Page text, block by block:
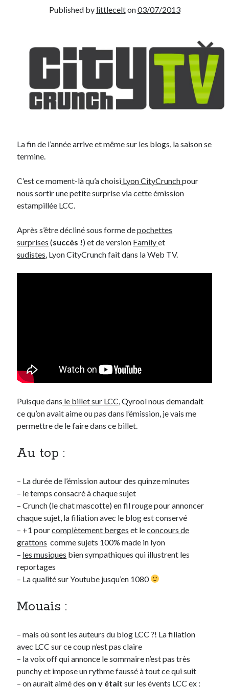
C’était pas mieux avant… à Lyon
dansComment j’ai opéré ma vélorution toute personnelle
dans
Comment j’ai opéré ma vélorution toute personnelle
Renaud DucherdansComment j’ai opéré ma vélorution toute
personnelle
Commentaires récents
Entretien ménager
littleceltdansComment j’ai opéré ma vélorution toute personnelle
AnthonydansComment j’ai opéré ma vélorution toute personnelle
Renaud Ducherdans
On parle de quoi ?
A Lyon
Lectures
Lyon
Mini-monsieur
Non classé
Parole de Follower
Photos
Proust
Sons
Sorties cuculturelles
Tavukoi
Vidéos
Published by littlecelton03/07/2013
La fin de l’année arrive et même sur les blogs, la saison se
termine.
C’est ce moment-là qu’a choisi Lyon CityCrunchpour
nous sortir une petite surprise via cette émission
estampillée LCC.
Après s’être décliné sous forme depochettes
surprises (succès !) et de version Familyet
sudistes, Lyon CityCrunch fait dans la Web TV.
Puisque dans le billet sur LCC , Qyrool nous demandait
ce qu’on avait aime ou pas dans l’émission, je vais me
permettre de le faire dans ce billet.
Au top :
– La durée de l’émission autour des quinze minutes
– le temps consacré à chaque sujet
– Crunch (le chat mascotte) en fil rouge pour annoncer
chaque sujet, la filiation avec le blog est conservé
– +1 pourcomplètement berges et leconcours de
grattons comme sujets 100% made in lyon
– les musiques bien sympathiques qui illustrent les
reportages
– La qualité sur Youtube jusqu’en 1080
Mouais :
– mais où sont les auteurs du blog LCC ?! La filiation
avec LCC sur ce coup n’est pas claire
– la voix off qui annonce le sommaire n’est pas très
punchy et impose un rythme faussé à tout ce qui suit
– on aurait aimé des on y étaitsur les évents LCC ex :